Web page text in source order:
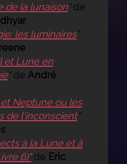
de la lunaison"de
les luminaires"
et Lune en
"de André
Neptune ou les
de l'inconscient"
à la Lune et à
6)"de Eric